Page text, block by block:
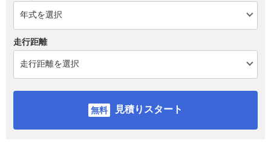
走行距離
見積りスタート